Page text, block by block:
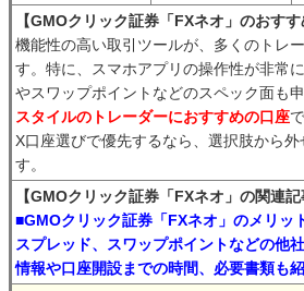
【GMOクリック証券「FXネオ」のおすす
機能性の高い取引ツールが、多くのトレ
す。特に、スマホアプリの操作性が非常
やスワップポイントなどのスペック面も申
スタイルのトレーダーにおすすめの口座
X口座選びで優先するなら、選択肢から
す。
【GMOクリック証券「FXネオ」の関連記
■GMOクリック証券「FXネオ」のメリッ
スプレッド、スワップポイントなどの他
情報や口座開設までの時間、必要書類も紹